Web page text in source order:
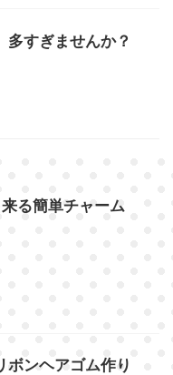
多すぎませんか？
る簡単チャーム
ボンヘアゴム作り